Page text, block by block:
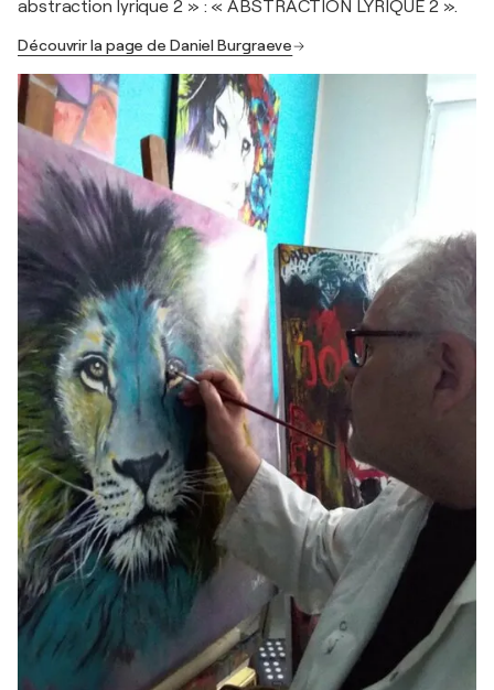
abstraction lyrique 2 » : « ABSTRACTION LYRIQUE 2 ».
Découvrir la page de Daniel Burgraeve